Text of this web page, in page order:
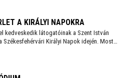
a koncelebrált ünnepi
A KIRÁLYI NAPOKRA
kedveskedik látogatóinak a Szent István
Székesfehérvári Királyi Napok idején. Most
lehet megvenni a kombinált belépőt,